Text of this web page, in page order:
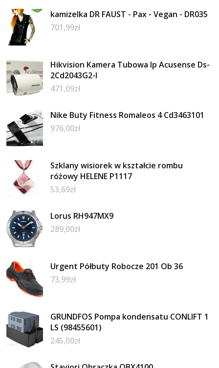
kamizelka DR FAUST - Pax - Vegan - DR035
701,99zł
Hikvision Kamera Tubowa Ip Acusense Ds-
2Cd2043G2-I
471,09zł
Nike Buty Fitness Romaleos 4 Cd3463101
976,00zł
Szklany wisiorek w kształcie rombu
różowy HELENE P1117
53,69zł
Lorus RH947MX9
289,00zł
Urgent Półbuty Robocze 201 Ob 36
73,99zł
GRUNDFOS Pompa kondensatu CONLIFT 1
LS (98455601)
245,00zł